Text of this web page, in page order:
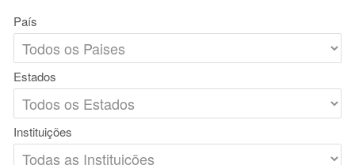
País
Estados
Instituições